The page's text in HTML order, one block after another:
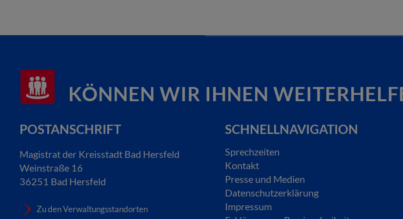
KÖNNEN WIR IHNEN
POSTANSCHRIFT
Magistrat der Kreisstadt Bad Hersfeld
Weinstraße 16
36251 Bad Hersfeld
Zu den Verwaltungsstandorten
SCHNELLNAVIGATION
Sprechzeiten
Kontakt
Presse und Medien
Datenschutzerklärung
Impressum